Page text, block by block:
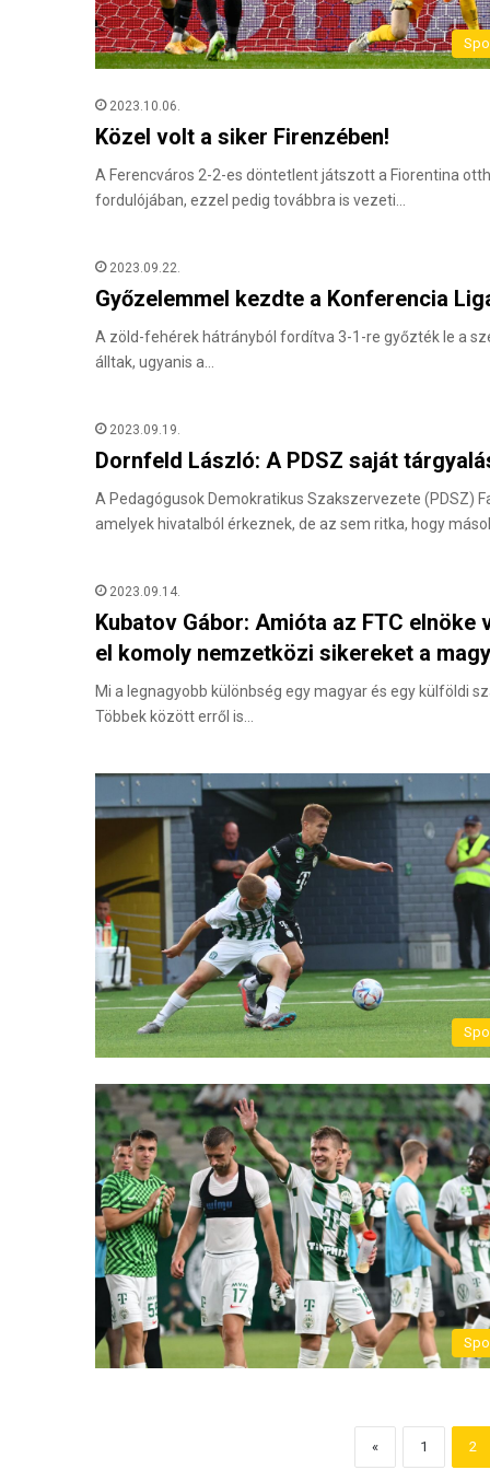
2023.10.06.
Közel volt a siker Firenzében!
A Ferencváros 2-2-es döntetlent játszott a Fiorentina
fordulójában, ezzel pedig továbbra is vezeti…
2023.09.22.
Győzelemmel kezdte a Konferencia
A zöld-fehérek hátrányból fordítva 3-1-re győzték le a
álltak, ugyanis a…
2023.09.19.
Dornfeld László: A PDSZ saját
A Pedagógusok Demokratikus Szakszervezete (PDSZ)
amelyek hivatalból érkeznek, de az sem ritka, hogy
2023.09.14.
Kubatov Gábor: Amióta az FTC
el komoly nemzetközi sikereket a
Mi a legnagyobb különbség egy magyar és egy külföldi
Többek között erről is…
« 1 2